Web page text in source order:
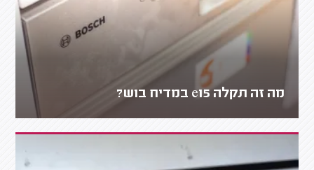
מה זה תקלה e15 במדיח בוש?